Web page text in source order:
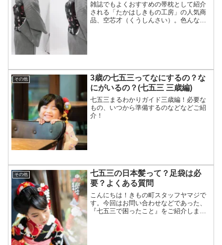
雑誌でもよくおすすめの帯枕として紹介
される「たかはしきもの工房」の人気商
品、空芯才（くうしんさい）。色んなサ
る」「NとDXの違いやサイズ感を知りた
い」と、悩みながらご飯を食べている
方、寝る前に商品チェックをしてしまう
方へ、私が実際に今までの手持で使用し
ていた帯枕、空芯才N、空芯才DXを検証
した結果をお送りします。
その他
3歳の七五三ってなにするの？な
にがいるの？(七五三 三歳編)
七五三まるわかりガイド三歳編！必要な
もの、いつから準備するのなどなどご紹
介！
その他
七五三の日本髪って？足袋は必
要？よくある質問
こんにちは！きもの町スタッフヤマジで
す。今回はお問い合わせなどであった、
『七五三で困ったこと』をご紹介しま